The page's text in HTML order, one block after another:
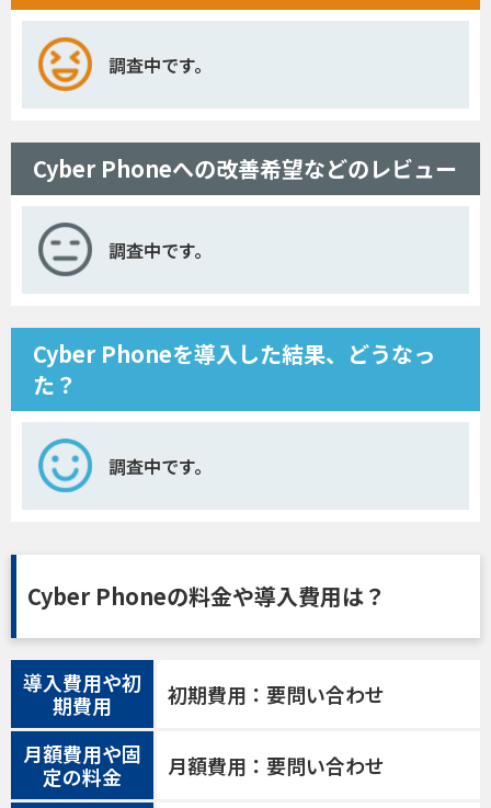
調査中です。
Cyber Phoneへの改善希望などのレビュー
調査中です。
Cyber Phoneを導入した結果、どうなっ
た？
調査中です。
Cyber Phoneの料金や導入費用は？
導入費用や初
期費用
初期費用：要問い合わせ
月額費用や固
定の料金
月額費用：要問い合わせ